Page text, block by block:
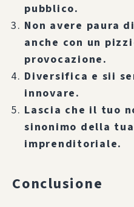
pubblico.
Non avere paura
anche con un
provocazione.
Diversifica e sii
innovare.
Lascia che il tuo
sinonimo della
imprenditoriale.
Conclusione